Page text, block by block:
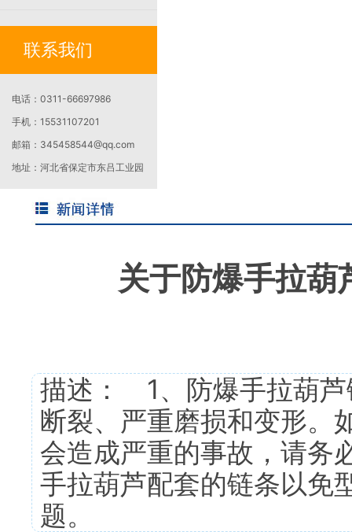
联系我们
电话： 0311-66697986
手机： 15531107201
邮箱： 345458544@qq.com
地址： 河北省保定市东吕工业园
关于防爆手拉葫
描述： 1、防爆手拉葫芦
断裂、严重磨损和变形。
会造成严重的事故，请务
手拉葫芦配套的链条以免
题。